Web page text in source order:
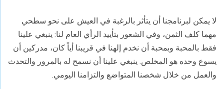
لا يمكن لبرنامجنا أن يتأثر بالرغبة في العيش على نحو سطحي
مهما كلف الثمن، وفي الشعور بتأييد الرأي العام لنا: ينبغي علينا
فقط بالمحبة وبمحبة أن نخدم إلهنا في قريبنا أياً كان، مدركين أن
يسوع وحده هو المخلص. ينبغي علينا أن نسمح له بالمرور والتحدث
والعمل من خلال شخصنا المتواضع والتزامنا اليومي.